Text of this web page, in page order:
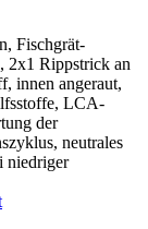
Fischgrät-
2x1 Rippstrick an
innen angeraut,
LCA-
der
neutrales
niedriger